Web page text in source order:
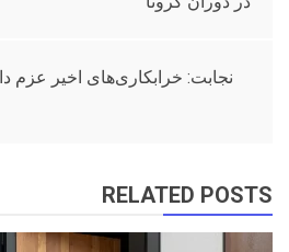
نوشته
نجابت: خرابکاری‌های اخیر عزم
RELATED POSTS